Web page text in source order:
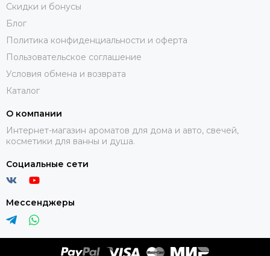
Скидки и бонусы
Блог
Политика конфиденциальности и оферта
Пользовательское соглашение
Условия обмена и возврата
Каталог
О компании
Интернет-магазин ароматов для дома и авто, свечей,
косметики для ванны и душа.
Социальные сети
Мессенджеры